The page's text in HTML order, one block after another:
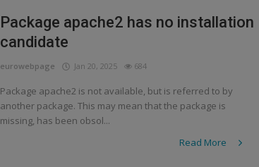
Package apache2 has no installation
candidate
eurowebpage Jan 20, 2025 684
Package apache2 is not available, but is referred to by
another package. This may mean that the package is
missing, has been obsol...
Read More